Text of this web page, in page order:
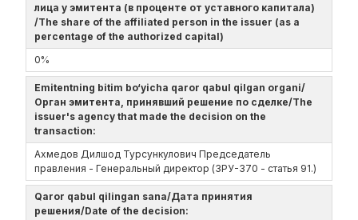
лица у эмитента (в проценте от уставного капитала)
/The share of the affiliated person in the issuer (as a
percentage of the authorized capital)
0%
Emitentning bitim bo‘yicha qaror qabul qilgan organi/
Орган эмитента, принявший решение по сделке/The
issuer's agency that made the decision on the
transaction:
Ахмедов Дилшод Турсункулович Председатель
правления - Генеральный директор (ЗРУ-370 - статья 91.)
Qaror qabul qilingan sana/Дата принятия
решения/Date of the decision: